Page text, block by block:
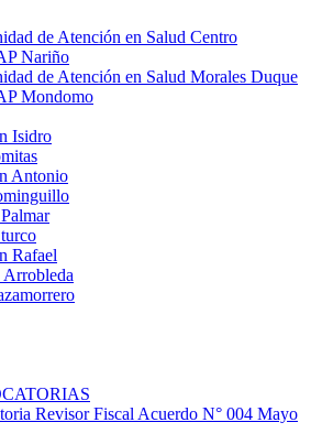
de Atención en Salud Centro
Nariño
de Atención en Salud Morales Duque
Mondomo
Isidro
Antonio
Rafael
Arrobleda
Revisor Fiscal Acuerdo N° 004 Mayo